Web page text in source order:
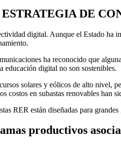
DE
digital. Aunque el Estado ha
ha reconocido que
educación digital no son sostenibles.
solares y eólicos de alto
costos en subastas renovables han
RER están diseñadas para
productivos